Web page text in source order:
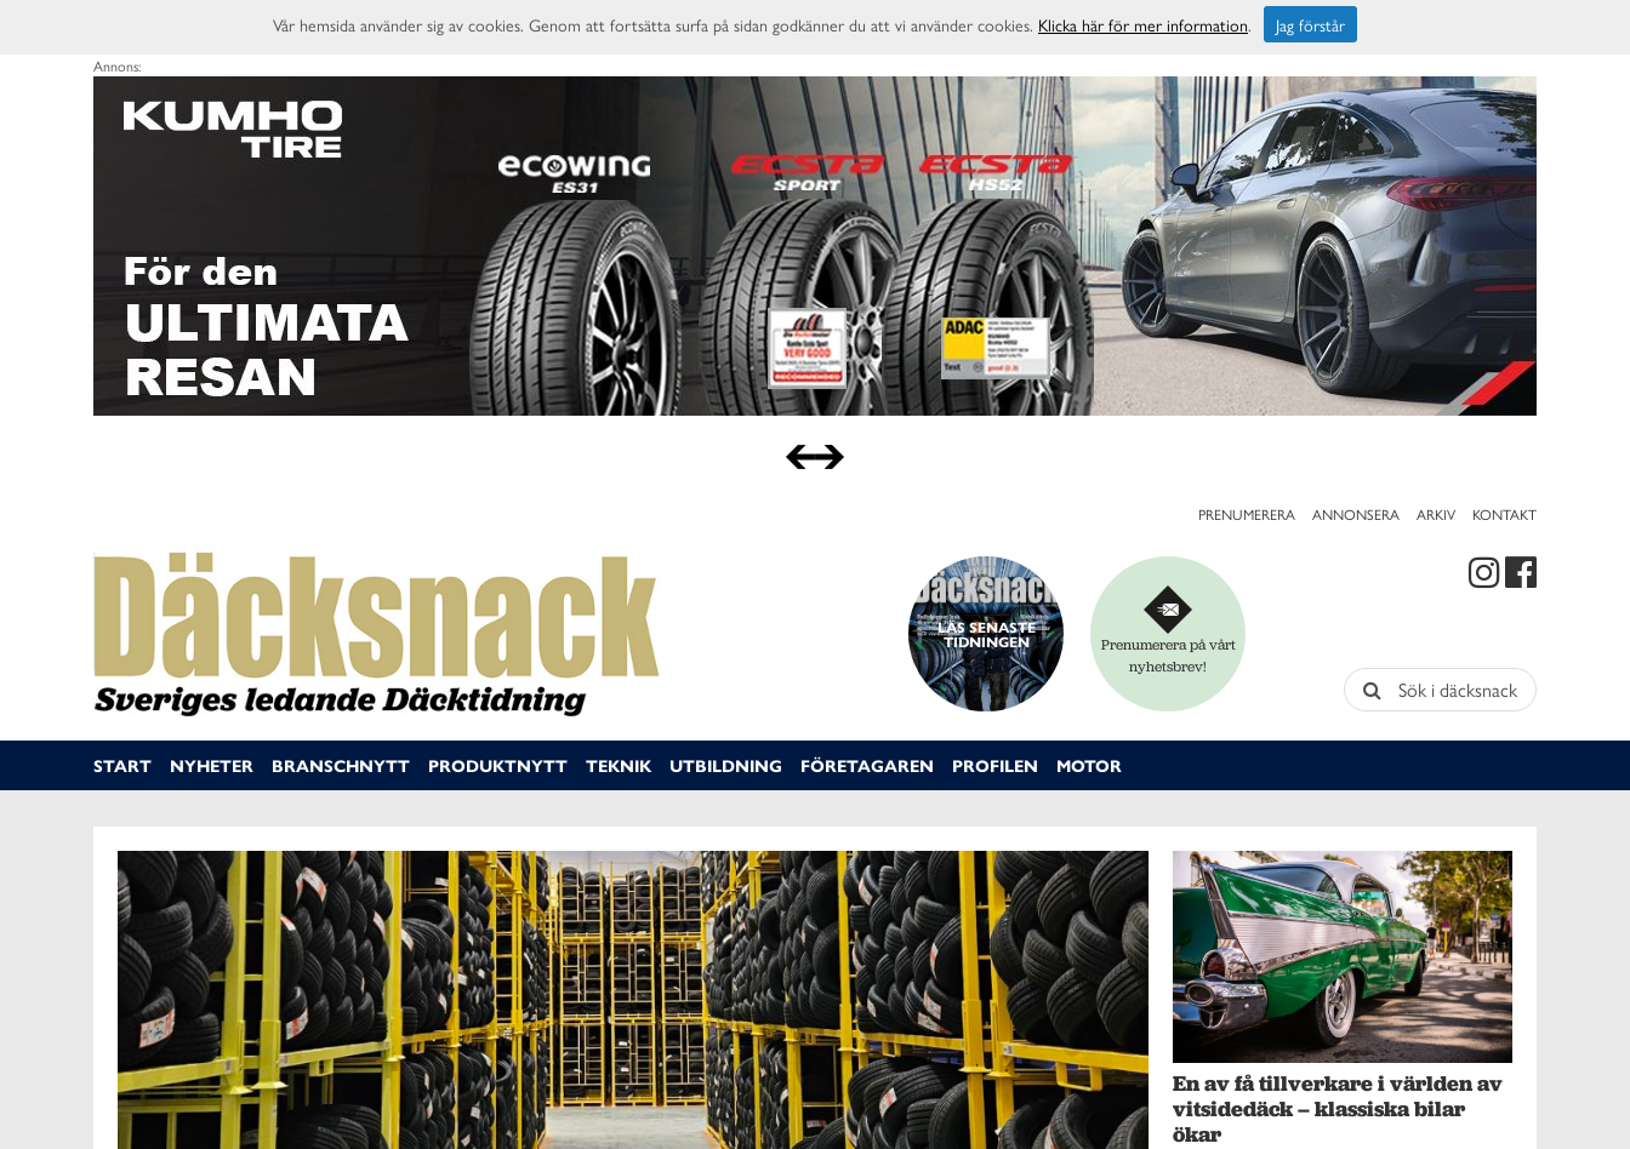
Annons:
PRENUMERERA ANNONSERA ARKIV KONTAKT
LÄS SENASTE
TIDNINGEN
Prenumerera på vårt
nyhetsbrev!
Sök i däcksnack
START NYHETER BRANSCHNYTT PRODUKTNYTT TEKNIK UTBILDNING FÖRETAGAREN PROFILEN MOTOR
En av få tillverkare i världen av
vitsidedäck – klassiska bilar
ökar
Vår hemsida använder sig av cookies. Genom att fortsätta surfa på sidan godkänner du att vi använder cookies. Klicka här för mer information. Jag förstår